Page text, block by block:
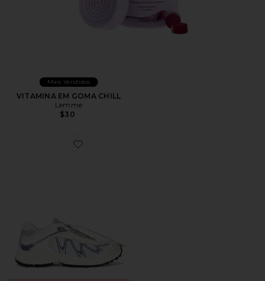
Mais Vendidos
VITAMINA EM GOMA CHILL
Lemme
$30
Favorite XT-Whisper Sneaker